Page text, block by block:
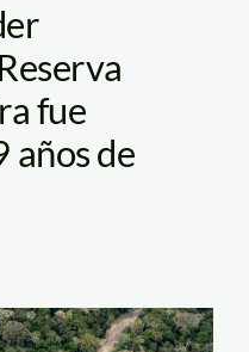
fue
años de